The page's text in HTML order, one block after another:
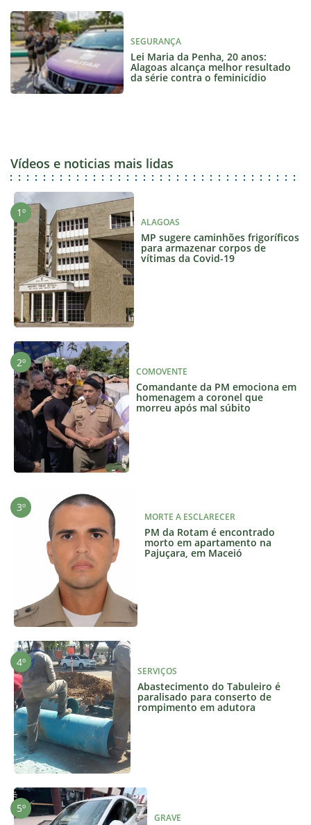
SEGURANÇA
Lei Maria da Penha, 20 anos:
Alagoas alcança melhor resultado
da série contra o feminicídio
Vídeos e noticias mais lidas
ALAGOAS
MP sugere caminhões frigoríficos
para armazenar corpos de
vítimas da Covid-19
COMOVENTE
Comandante da PM emociona em
homenagem a coronel que
morreu após mal súbito
MORTE A ESCLARECER
PM da Rotam é encontrado
morto em apartamento na
Pajuçara, em Maceió
SERVIÇOS
Abastecimento do Tabuleiro é
paralisado para conserto de
rompimento em adutora
GRAVE